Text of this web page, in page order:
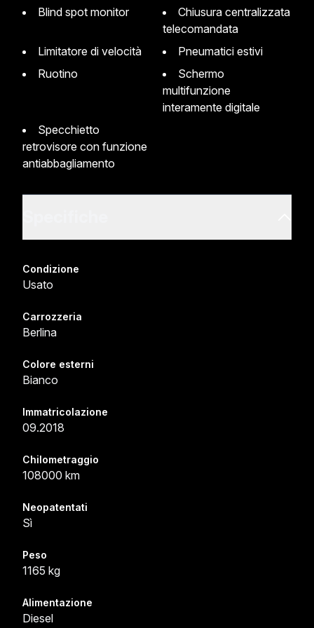
Blind spot monitor
Chiusura centralizzata
telecomandata
Limitatore di velocità
Pneumatici estivi
Ruotino
Schermo
multifunzione
interamente digitale
Specchietto
retrovisore con funzione
antiabbagliamento
Condizione
Usato
Carrozzeria
Berlina
Colore esterni
Bianco
Immatricolazione
09.2018
Chilometraggio
108000 km
Neopatentati
Sì
Peso
1165 kg
Alimentazione
Diesel